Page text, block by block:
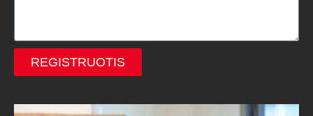
REGISTRUOTIS